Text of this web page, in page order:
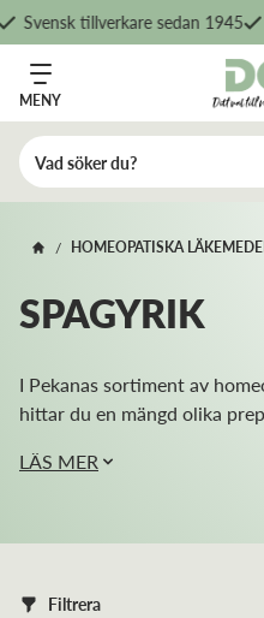
tillverkare sedan 1945
MENY
/ HOMEOPATISKA
SPAGYRIK
I Pekanas sortiment av
hittar du en mängd olika
Pekana är ett tyskt
Dr. Peter Beyersdorff
LÄS MER
Filtrera